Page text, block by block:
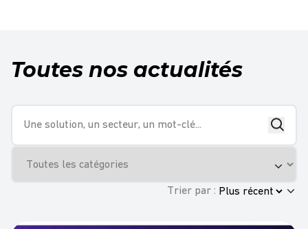
Toutes nos actualités
Trier par :